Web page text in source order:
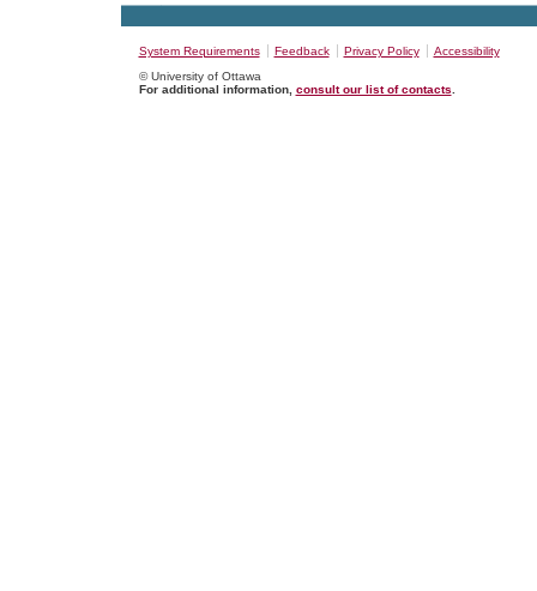
System Requirements Feedback Privacy Policy
Accessibility
© University of Ottawa
For additional information, consult our list of contacts